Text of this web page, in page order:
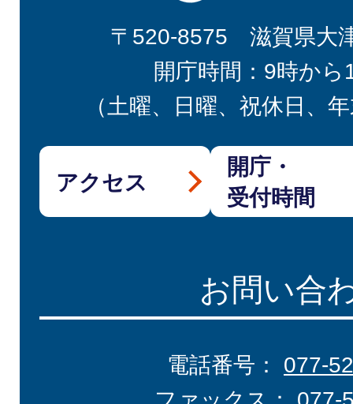
〒520-8575 滋賀県大
開庁時間：9時から
（土曜、日曜、祝休日、
アクセス
開庁・
受付時間
お問い合
電話番号： 077-